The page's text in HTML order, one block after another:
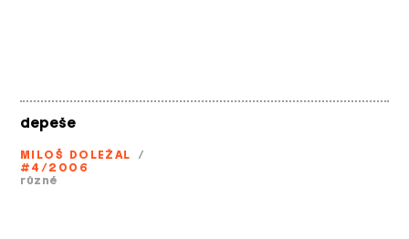
depeše
MILOŠ DOLEŽAL /
#4/2006
různé